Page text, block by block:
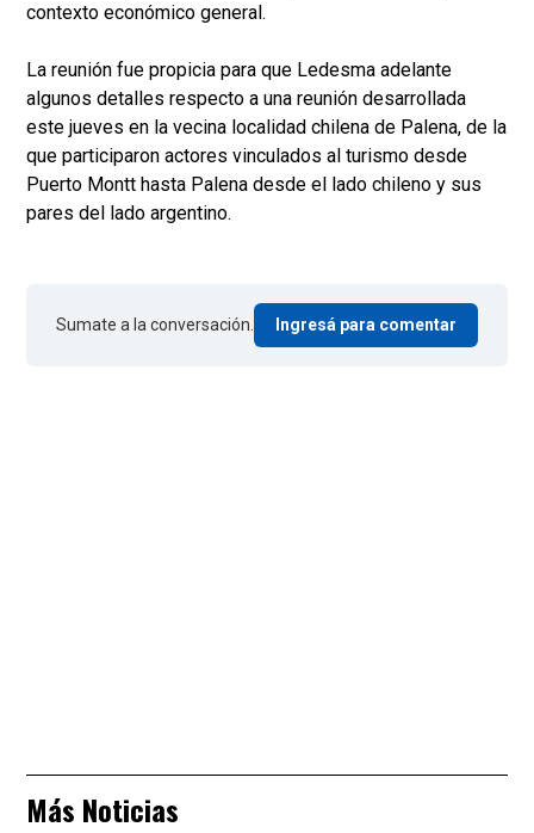
contexto económico general.
La reunión fue propicia para que Ledesma adelante
algunos detalles respecto a una reunión desarrollada
este jueves en la vecina localidad chilena de Palena, de la
que participaron actores vinculados al turismo desde
Puerto Montt hasta Palena desde el lado chileno y sus
pares del lado argentino.
Sumate a la conversación. Ingresá para comentar
Más Noticias